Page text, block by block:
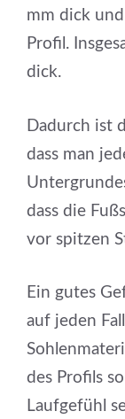
mm dick
Profil.
dick.
Dadurch ist
dass man
dass die
vor spitzen
Ein gutes
auf jeden
des Profils
Laufgefühl